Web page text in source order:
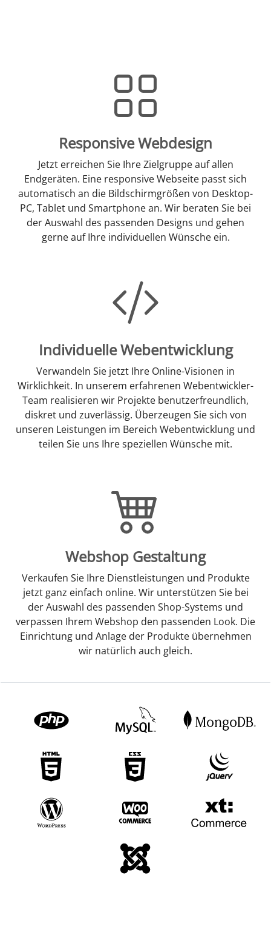
Responsive Webdesign
Jetzt erreichen Sie Ihre Zielgruppe auf allen
Endgeräten. Eine responsive Webseite passt sich
automatisch an die Bildschirmgrößen von Desktop-
PC, Tablet und Smartphone an. Wir beraten Sie bei
der Auswahl des passenden Designs und gehen
gerne auf Ihre individuellen Wünsche ein.
Individuelle Webentwicklung
Verwandeln Sie jetzt Ihre Online-Visionen in
Wirklichkeit. In unserem erfahrenen Webentwickler-
Team realisieren wir Projekte benutzerfreundlich,
diskret und zuverlässig. Überzeugen Sie sich von
unseren Leistungen im Bereich Webentwicklung und
teilen Sie uns Ihre speziellen Wünsche mit.
Webshop Gestaltung
Verkaufen Sie Ihre Dienstleistungen und Produkte
jetzt ganz einfach online. Wir unterstützen Sie bei
der Auswahl des passenden Shop-Systems und
verpassen Ihrem Webshop den passenden Look. Die
Einrichtung und Anlage der Produkte übernehmen
wir natürlich auch gleich.